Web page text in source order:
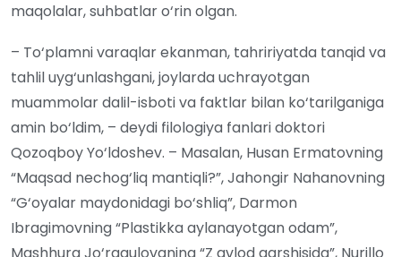
maqolalar, suhbatlar o‘rin olgan.
– To‘plamni varaqlar ekanman, tahririyatda tanqid va
tahlil uyg‘unlashgani, joylarda uchrayotgan
muammolar dalil-isboti va faktlar bilan ko‘tarilganiga
amin bo‘ldim, – deydi filologiya fanlari doktori
Qozoqboy Yo‘ldoshev. – Masalan, Husan Ermatovning
“Maqsad nechog‘liq mantiqli?”, Jahongir Nahanovning
“G‘oyalar maydonidagi bo‘shliq”, Darmon
Ibragimovning “Plastikka aylanayotgan odam”,